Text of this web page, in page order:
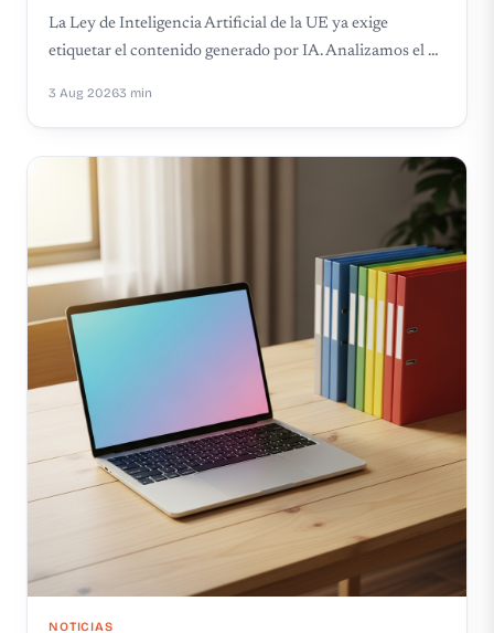
La Ley de Inteligencia Artificial de la UE ya exige
etiquetar el contenido generado por IA. Analizamos el …
3 Aug 20263 min
NOTICIAS